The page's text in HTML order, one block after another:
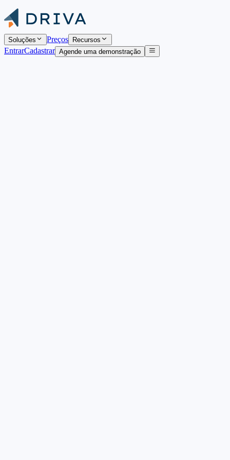
Soluções Preços Recursos
EntrarCadastrar Agende uma demonstração